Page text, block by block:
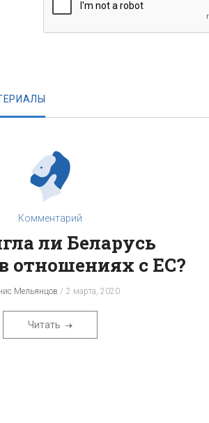
Комментарий
ли Беларусь
отношениях с ЕС?
Мельянцов 2 марта, 2020
Читать